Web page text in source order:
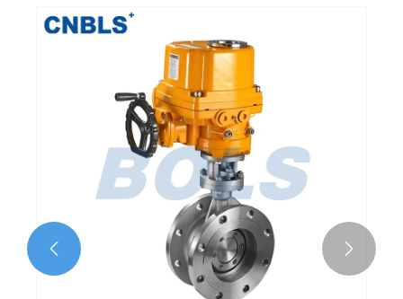
Filmagem no local da fábrica
 